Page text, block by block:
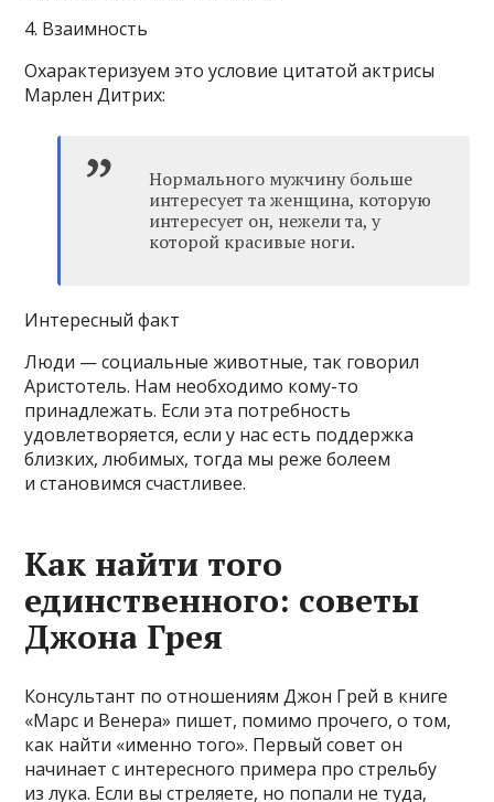
4. Взаимность
Охарактеризуем это условие цитатой актрисы
Марлен Дитрих:
Нормального мужчину больше
интересует та женщина, которую
интересует он, нежели та, у
которой красивые ноги.
Интересный факт
Люди — социальные животные, так говорил
Аристотель. Нам необходимо кому-то
принадлежать. Если эта потребность
удовлетворяется, если у нас есть поддержка
близких, любимых, тогда мы реже болеем
и становимся счастливее.
Как найти того
единственного: советы
Джона Грея
Консультант по отношениям Джон Грей в книге
«Марс и Венера» пишет, помимо прочего, о том,
как найти «именно того». Первый совет он
начинает с интересного примера про стрельбу
из лука. Если вы стреляете, но попали не туда,